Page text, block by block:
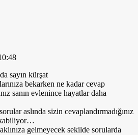
sayın kürşat
bekarken ne kadar cevap
sanın evlenince hayatlar daha
aslında sizin cevaplandırmadığınız
gelmeyecek sekilde sorularda